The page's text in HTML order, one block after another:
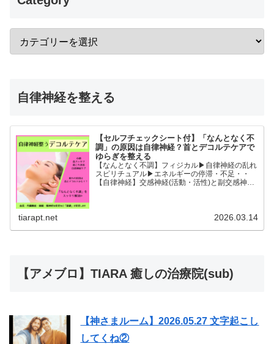
自律神経を整える
【セルフチェックシート付】「なんとなく不
調」の原因は自律神経？首とデコルテケアで
ゆらぎを整える
【なんとなく不調】フィジカル▶︎自律神経の乱れ
スピリチュアル▶︎エネルギーの停滞・不足・・
【自律神経】交感神経(活動・活性)と副交感神経
tiarapt.net 2026.03.14
【アメブロ】TIARA 癒しの治療院(sub)
【神さまルーム】2026.05.27 文字起こし
してくね②